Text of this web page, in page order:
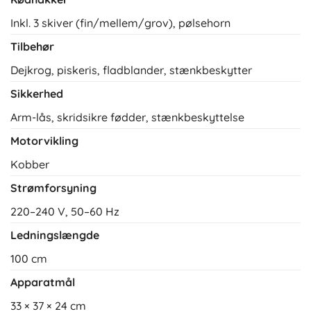
Inkl. 3 skiver (fin/mellem/grov), pølsehorn
Tilbehør
Dejkrog, piskeris, fladblander, stænkbeskytter
Sikkerhed
Arm-lås, skridsikre fødder, stænkbeskyttelse
Motorvikling
Kobber
Strømforsyning
220–240 V, 50–60 Hz
Ledningslængde
100 cm
Apparatmål
33 × 37 × 24 cm